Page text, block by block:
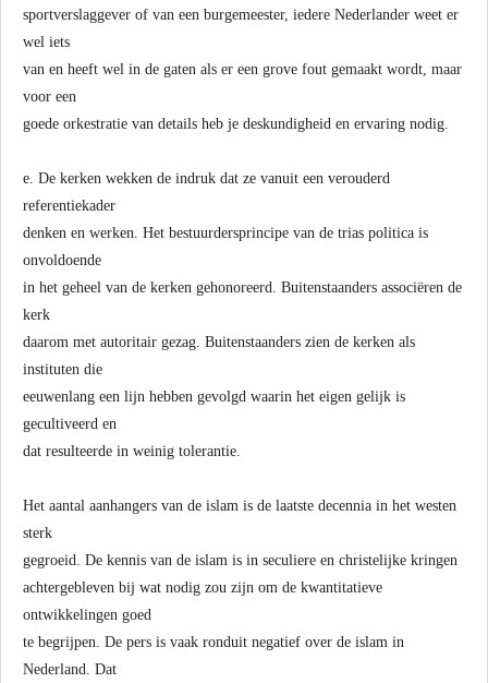
sportverslaggever of van een burgemeester, iedere Nederlander weet er
wel iets
van en heeft wel in de gaten als er een grove fout gemaakt wordt, maar
voor een
goede orkestratie van details heb je deskundigheid en ervaring nodig.
e. De kerken wekken de indruk dat ze vanuit een verouderd
referentiekader
denken en werken. Het bestuurdersprincipe van de trias politica is
onvoldoende
in het geheel van de kerken gehonoreerd. Buitenstaanders associëren de
kerk
daarom met autoritair gezag. Buitenstaanders zien de kerken als
instituten die
eeuwenlang een lijn hebben gevolgd waarin het eigen gelijk is
gecultiveerd en
dat resulteerde in weinig tolerantie.
Het aantal aanhangers van de islam is de laatste decennia in het westen
sterk
gegroeid. De kennis van de islam is in seculiere en christelijke kringen
achtergebleven bij wat nodig zou zijn om de kwantitatieve
ontwikkelingen goed
te begrijpen. De pers is vaak ronduit negatief over de islam in
Nederland. Dat